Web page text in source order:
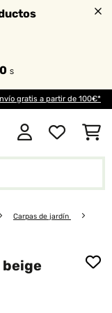
S
gratis a partir de 100€*
Carpas de jardín
beige